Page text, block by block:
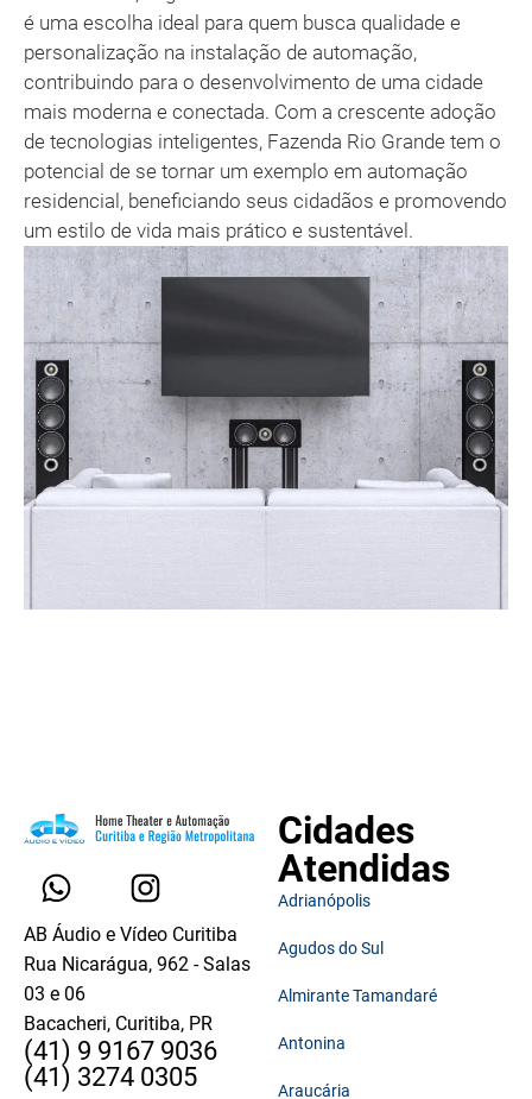
é uma escolha ideal para quem busca qualidade e
personalização na instalação de automação,
contribuindo para o desenvolvimento de uma cidade
mais moderna e conectada. Com a crescente adoção
de tecnologias inteligentes, Fazenda Rio Grande tem o
potencial de se tornar um exemplo em automação
residencial, beneficiando seus cidadãos e promovendo
um estilo de vida mais prático e sustentável.
AB Áudio e Vídeo Curitiba
Rua Nicarágua, 962 - Salas
03 e 06
Bacacheri, Curitiba, PR
(41) 9 9167 9036
(41) 3274 0305
Cidades
Atendidas
Adrianópolis
Agudos do Sul
Almirante Tamandaré
Antonina
Araucária